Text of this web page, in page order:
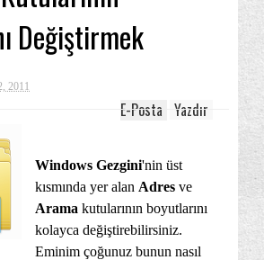
Değiştirmek
2011
Yazdır
E-Posta
Windows Gezgini'nin üst
kısmında yer alan Adres ve
Arama kutularının boyutlarını
kolayca değiştirebilirsiniz.
Eminim çoğunuz bunun nasıl